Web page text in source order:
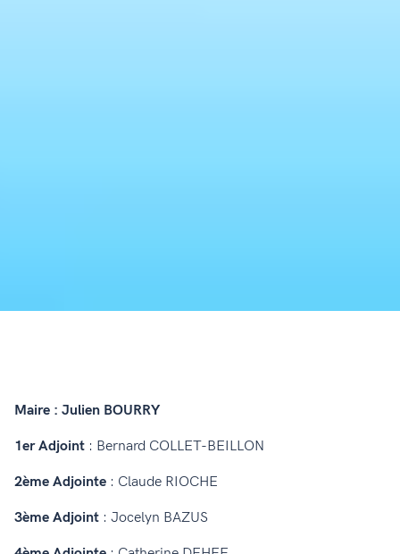
Maire : Julien BOURRY
1er Adjoint : Bernard COLLET-BEILLON
2ème Adjointe : Claude RIOCHE
3ème Adjoint : Jocelyn BAZUS